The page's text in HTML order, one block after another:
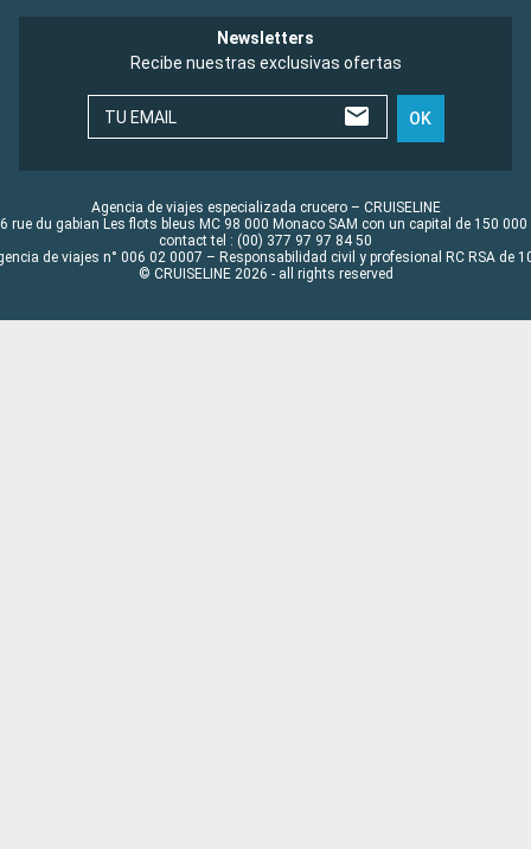
Newsletters
Recibe nuestras exclusivas ofertas
TU EMAIL OK
Agencia de viajes especializada crucero – CRUISELINE
rue du gabian Les flots bleus MC 98 000 Monaco SAM con un capital de 150 000
contact tel : (00) 377 97 97 84 50
de viajes n° 006 02 0007 – Responsabilidad civil y profesional RC RSA de
© CRUISELINE 2026 - all rights reserved